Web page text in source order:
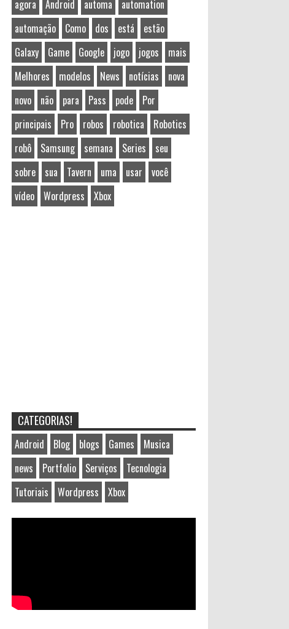
agora Android automa
automation
automação
Como dos está
estão
Galaxy
Game Google jogo jogos
mais
Melhores
modelos News notícias
nova
novo
não para Pass pode
Por
principais
Pro robos robotica
Robotics
robô
Samsung semana Series
seu
sobre
sua Tavern uma usar
você
vídeo
Wordpress Xbox
CATEGORIAS!
Android Blog blogs Games
Musica
news
Portfolio Serviços
Tecnologia
Tutoriais
Wordpress Xbox